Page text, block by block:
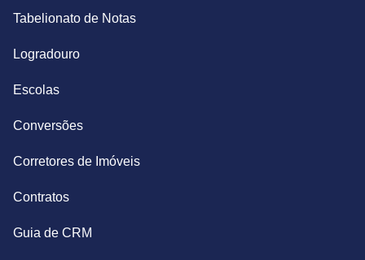
Tabelionato de Notas
Logradouro
Escolas
Conversões
Corretores de Imóveis
Contratos
Guia de CRM